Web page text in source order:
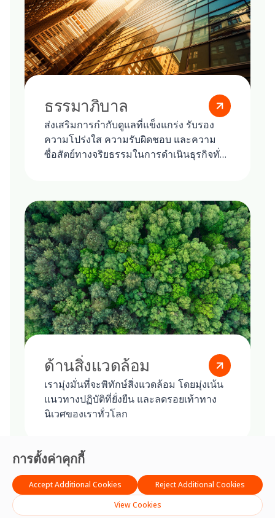
การตั้งค่าคุกกี้
Accept Additional Cookies
Reject Additional Cookies
View Cookies
ธรรมาภิบาล
ส่งเสริมการกำกับดูแลที่แข็งแกร่ง รับรอง
ความโปร่งใส ความรับผิดชอบ และความ
ซื่อสัตย์ทางจริยธรรมในการดำเนินธุรกิจทั่ว
ด้านสิ่งแวดล้อม
เรามุ่งมั่นที่จะพิทักษ์สิ่งแวดล้อม โดยมุ่งเน้น
แนวทางปฏิบัติที่ยั่งยืน และลดรอยเท้าทาง
นิเวศของเราทั่วโลก